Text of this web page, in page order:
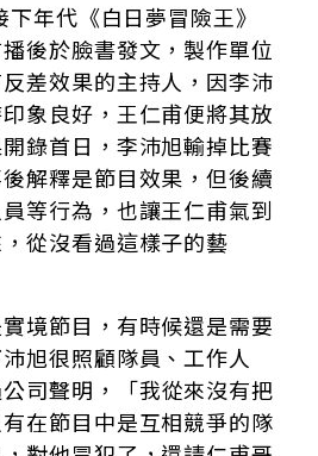
年代《白日夢冒險王》
後於臉書發文，製作單位
差效果的主持人，因李沛
象良好，王仁甫便將其放
錄首日，李沛旭輸掉比賽
解釋是節目效果，但後續
等行為，也讓王仁甫氣到
從沒看過這樣子的藝
境節目，有時候還是需要
旭很照顧隊員、工作人
司聲明，「我從來沒有把
在節目中是互相競爭的隊